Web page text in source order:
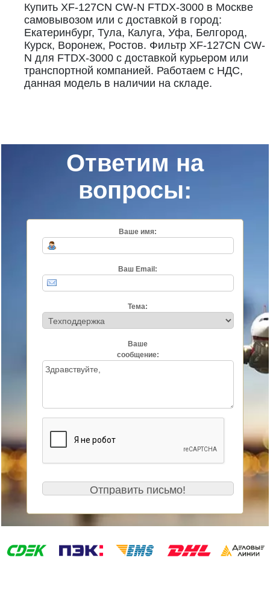
Купить XF-127CN CW-N FTDX-3000 в Москве
самовывозом или с доставкой в город:
Екатеринбург, Тула, Калуга, Уфа, Белгород,
Курск, Воронеж, Ростов. Фильтр XF-127CN CW-
N для FTDX-3000 с доставкой курьером или
транспортной компанией. Работаем с НДС,
данная модель в наличии на складе.
Ответим на
вопросы:
Ваше имя:
Ваш Email:
Тема:
Ваше
сообщение: